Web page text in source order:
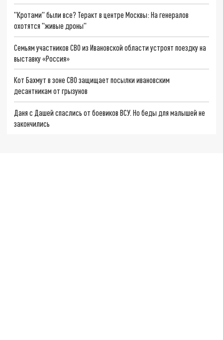
"Кротами" были все? Теракт в центре Москвы: На генералов
охотятся "живые дроны"
Семьям участников СВО из Ивановской области устроят поездку на
выставку «Россия»
Кот Бахмут в зоне СВО защищает посылки ивановским
десантникам от грызунов
Даня с Дашей спаслись от боевиков ВСУ. Но беды для малышей не
закончились